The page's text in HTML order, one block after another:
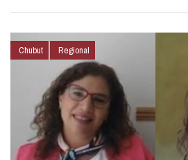
Chubut Regional